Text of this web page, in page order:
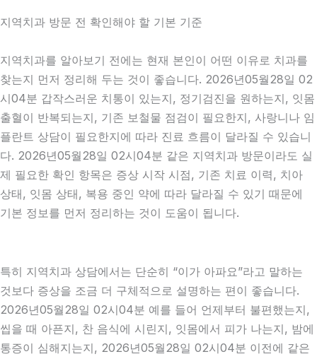
지역치과 방문 전 확인해야 할 기본 기준
지역치과를 알아보기 전에는 현재 본인이 어떤 이유로 치과를
찾는지 먼저 정리해 두는 것이 좋습니다. 2026년05월28일 02
시04분 갑작스러운 치통이 있는지, 정기검진을 원하는지, 잇몸
출혈이 반복되는지, 기존 보철물 점검이 필요한지, 사랑니나 임
플란트 상담이 필요한지에 따라 진료 흐름이 달라질 수 있습니
다. 2026년05월28일 02시04분 같은 지역치과 방문이라도 실
제 필요한 확인 항목은 증상 시작 시점, 기존 치료 이력, 치아
상태, 잇몸 상태, 복용 중인 약에 따라 달라질 수 있기 때문에
기본 정보를 먼저 정리하는 것이 도움이 됩니다.
특히 지역치과 상담에서는 단순히 “이가 아파요”라고 말하는
것보다 증상을 조금 더 구체적으로 설명하는 편이 좋습니다.
2026년05월28일 02시04분 예를 들어 언제부터 불편했는지,
씹을 때 아픈지, 찬 음식에 시린지, 잇몸에서 피가 나는지, 밤에
통증이 심해지는지, 2026년05월28일 02시04분 이전에 같은